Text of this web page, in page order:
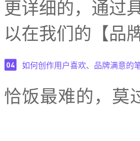
更详细的，通过
以在我们的【品
如何创作用户喜欢、品牌满意的
恰饭最难的，莫